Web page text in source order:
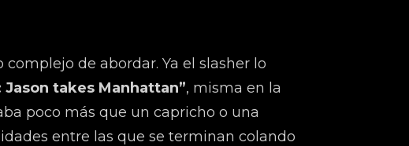
de abordar. Ya el slasher lo
Jason takes Manhattan”, misma en la
poco más que un capricho o una
entre las que se terminan colando